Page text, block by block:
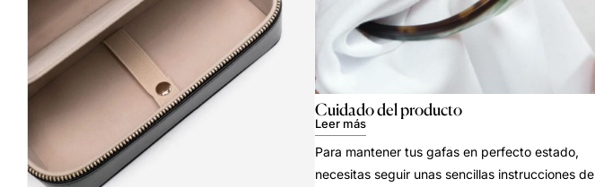
Cuidado del producto
Leer más
Para mantener tus gafas en perfecto estado,
necesitas seguir unas sencillas instrucciones de